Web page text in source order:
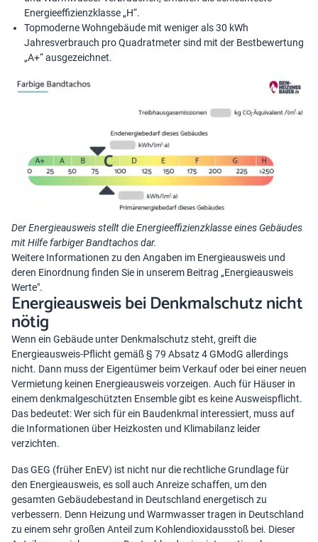
Energieeffizienzklasse „H“.
Topmoderne Wohngebäude mit weniger als 30 kWh
Jahresverbrauch pro Quadratmetersind mit der Bestbewertung
„A+“ ausgezeichnet.
Der Energieausweis stellt die Energieeffizienzklasse eines Gebäudes
mit Hilfe farbiger Bandtachos dar.
Weitere Informationen zu den Angaben im Energieausweis und
deren Einordnung finden Sie in unserem Beitrag „Energieausweis
Werte".
Energieausweis bei Denkmalschutz nicht
nötig
Wenn ein Gebäude unter Denkmalschutz steht, greift die
Energieausweis-Pflicht gemäß § 79 Absatz 4 GModG allerdings
nicht. Dann muss der Eigentümer beim Verkauf oder bei einer neuen
Vermietung keinen Energieausweis vorzeigen. Auch für Häuser in
einem denkmalgeschützten Ensemble gibt es keine Ausweispflicht.
Das bedeutet: Wer sich für ein Baudenkmal interessiert, muss auf
die Informationen über Heizkosten und Klimabilanz leider
verzichten.
Das GEG (früher EnEV) ist nicht nur die rechtliche Grundlage für
den Energieausweis, es soll auch Anreize schaffen, um den
gesamten Gebäudebestand in Deutschland energetisch zu
verbessern. Denn Heizung und Warmwasser tragen in Deutschland
zu einem sehr großen Anteil zum Kohlendioxidausstoß bei. Dieser